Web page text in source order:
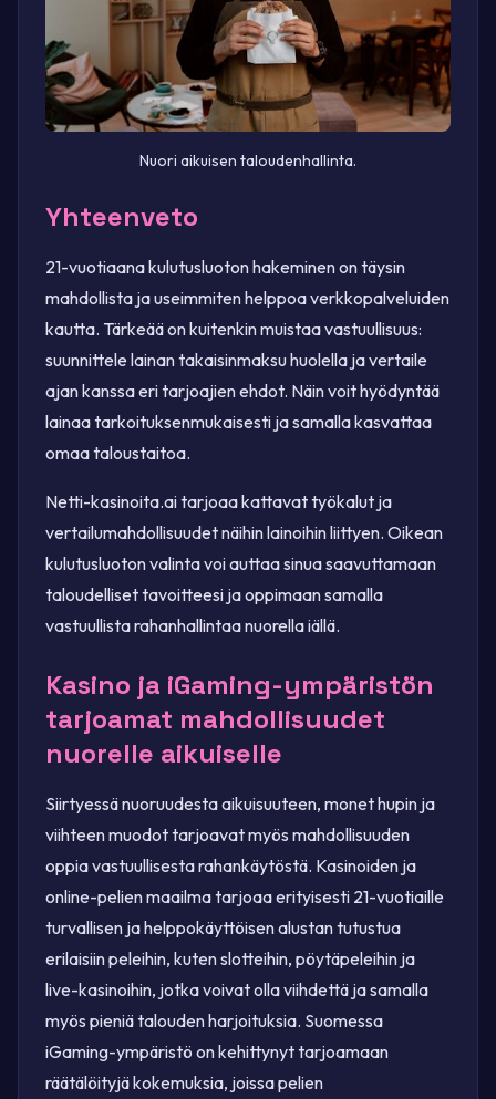
Nuori aikuisen taloudenhallinta.
Yhteenveto
21-vuotiaana kulutusluoton hakeminen on täysin
mahdollista ja useimmiten helppoa verkkopalveluiden
kautta. Tärkeää on kuitenkin muistaa vastuullisuus:
suunnittele lainan takaisinmaksu huolella ja vertaile
ajan kanssa eri tarjoajien ehdot. Näin voit hyödyntää
lainaa tarkoituksenmukaisesti ja samalla kasvattaa
omaa taloustaitoa.
Netti-kasinoita.ai tarjoaa kattavat työkalut ja
vertailumahdollisuudet näihin lainoihin liittyen. Oikean
kulutusluoton valinta voi auttaa sinua saavuttamaan
taloudelliset tavoitteesi ja oppimaan samalla
vastuullista rahanhallintaa nuorella iällä.
Kasino ja iGaming-ympäristön
tarjoamat mahdollisuudet
nuorelle aikuiselle
Siirtyessä nuoruudesta aikuisuuteen, monet hupin ja
viihteen muodot tarjoavat myös mahdollisuuden
oppia vastuullisesta rahankäytöstä. Kasinoiden ja
online-pelien maailma tarjoaa erityisesti 21-vuotiaille
turvallisen ja helppokäyttöisen alustan tutustua
erilaisiin peleihin, kuten slotteihin, pöytäpeleihin ja
live-kasinoihin, jotka voivat olla viihdettä ja samalla
myös pieniä talouden harjoituksia. Suomessa
iGaming-ympäristö on kehittynyt tarjoamaan
räätälöityjä kokemuksia, joissa pelien